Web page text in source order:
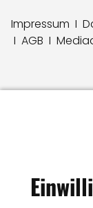
Impressum I
I AGB I